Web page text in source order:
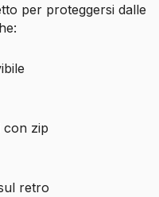
per proteggersi dalle
con zip
retro